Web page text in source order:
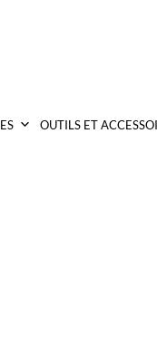
OUTILS ET